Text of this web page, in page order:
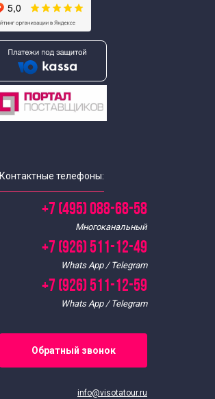
Контактные телефоны:
+7 (495) 088-68-58
Многоканальный
+7 (926) 511-12-49
Whats App / Telegram
+7 (926) 511-12-59
Whats App / Telegram
Обратный звонок
info@visotatour.ru